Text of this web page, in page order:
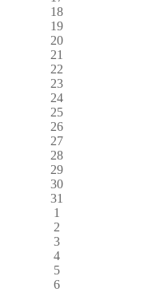
18
19
20
21
22
23
24
25
26
27
28
29
30
31
1
2
3
4
5
6